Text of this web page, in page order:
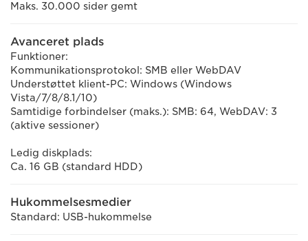
Maks. 30.000 sider gemt
Avanceret plads
Funktioner:
Kommunikationsprotokol: SMB eller WebDAV
Understøttet klient-PC: Windows (Windows
Vista/7/8/8.1/10)
Samtidige forbindelser (maks.): SMB: 64, WebDAV: 3
(aktive sessioner)
Ledig diskplads:
Ca. 16 GB (standard HDD)
Hukommelsesmedier
Standard: USB-hukommelse